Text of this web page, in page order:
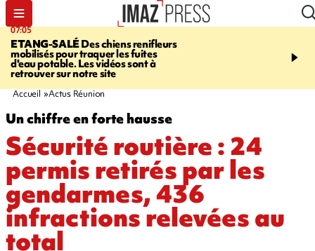
07:05
ETANG-SALÉDes chiens renifleurs
mobilisés pour traquer les fuites
d'eau potable. Les vidéos sont à
retrouver sur notre site
09:53
CATASTROPHIQUE
sécheresse, incendies -
Accueil Actus Réunion
Un chiffre en forte hausse
Sécurité routière : 24
permis retirés par les
gendarmes, 436
infractions relevées au
total